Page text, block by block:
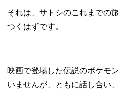
それは、サトシのこれまでの
つくはずです。
映画で登場した伝説のポケモ
いませんが、ともに話し合い